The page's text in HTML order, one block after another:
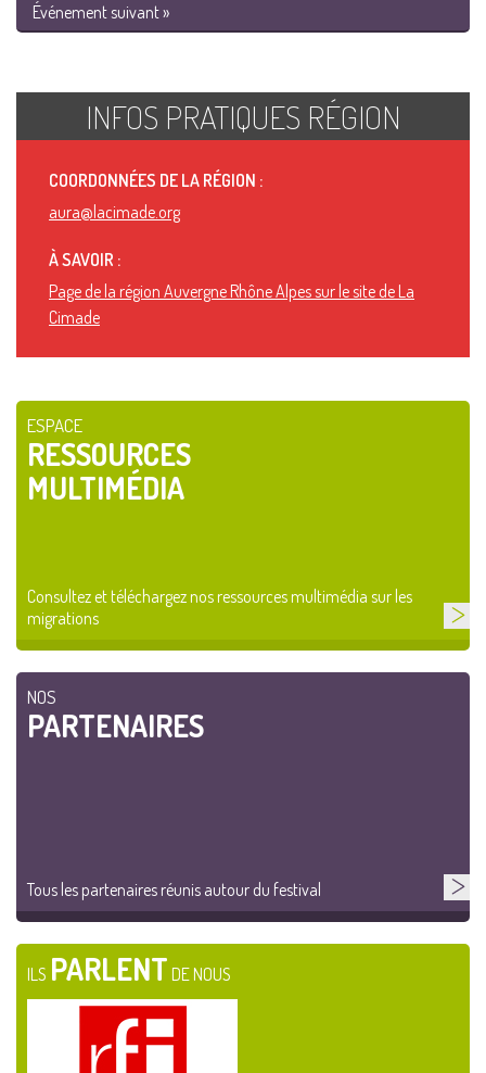
Événement suivant »
INFOS PRATIQUES RÉGION
COORDONNÉES DE LA RÉGION :
aura@lacimade.org
À SAVOIR :
Page de la région Auvergne Rhône Alpes sur le site de La
Cimade
ESPACE
RESSOURCES
MULTIMÉDIA
Consultez et téléchargez nos ressources multimédia sur les
migrations
NOS
PARTENAIRES
Tous les partenaires réunis autour du festival
ILS PARLENT DE NOUS